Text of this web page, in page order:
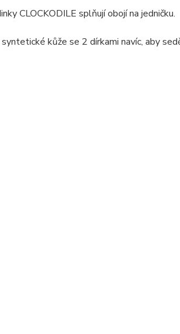
CLOCKODILE splňují obojí na jedničku.
kůže se 2 dírkami navíc, aby